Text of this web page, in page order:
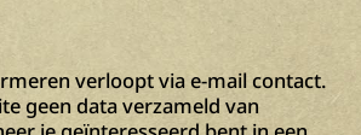
verloopt via e-mail contact.
geen data verzameld van